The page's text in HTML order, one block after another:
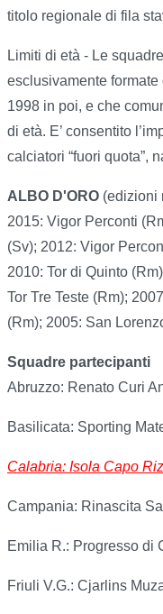
titolo regionale di fila
Limiti di età - Le
esclusivamente
1998 in poi, e che
di età. E’ consentito
calciatori “fuori quota”,
ALBO D'ORO (edizioni
2015: Vigor Perconti
(Sv); 2012: Vigor
2010: Tor di Quinto
Tor Tre Teste (Rm);
(Rm); 2005: San
Squadre partecipanti
Abruzzo: Renato Curi
Basilicata: Sporting
Calabria: Isola Capo
Campania: Rinascita
Emilia R.: Progresso di
Friuli V.G.: Cjarlins